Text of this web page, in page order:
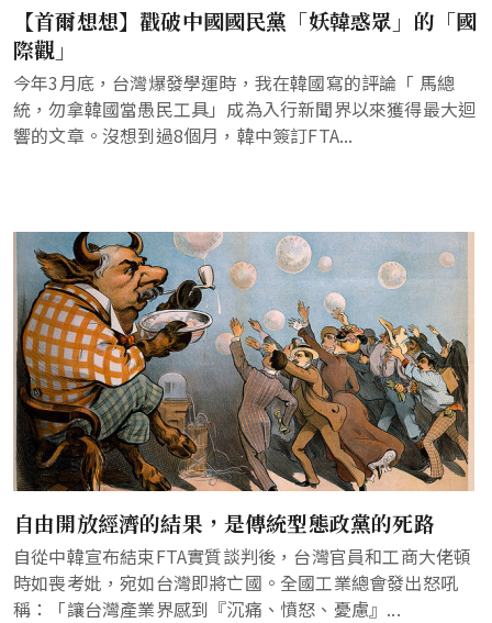
【首爾想想】戳破中國國民黨「妖韓惑眾」的「國
際觀」
今年3月底，台灣爆發學運時，我在韓國寫的評論「 馬總
統，勿拿韓國當愚民工具」成為入行新聞界以來獲得最大迴
響的文章。沒想到過8個月，韓中簽訂FTA...
自由開放經濟的結果，是傳統型態政黨的死路
自從中韓宣布結束FTA實質談判後，台灣官員和工商大佬頓
時如喪考妣，宛如台灣即將亡國。全國工業總會發出怒吼
稱：「讓台灣產業界感到『沉痛、憤怒、憂慮』...